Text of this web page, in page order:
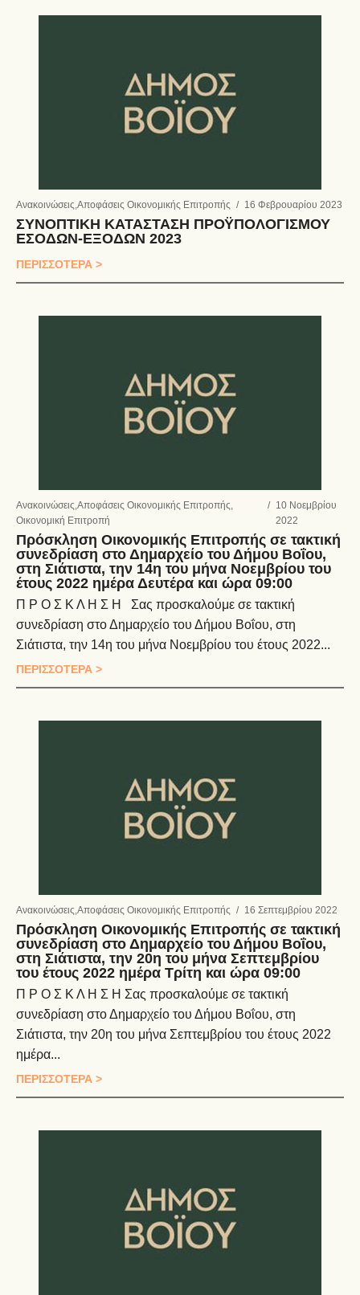
Ανακοινώσεις,Αποφάσεις Οικονομικής Επιτροπής / 16 Φεβρουαρίου 2023
ΣΥΝΟΠΤΙΚΗ ΚΑΤΑΣΤΑΣΗ ΠΡΟΫΠΟΛΟΓΙΣΜΟΥ
ΕΣΟΔΩΝ-ΕΞΟΔΩΝ 2023
ΠΕΡΙΣΣΟΤΕΡΑ >
Ανακοινώσεις,Αποφάσεις Οικονομικής Επιτροπής,
Οικονομική Επιτροπή
/ 10 Νοεμβρίου
2022
Πρόσκληση Οικονομικής Επιτροπής σε τακτική
συνεδρίαση στο Δημαρχείο του Δήμου Βοΐου,
στη Σιάτιστα, την 14η του μήνα Νοεμβρίου του
έτους 2022 ημέρα Δευτέρα και ώρα 09:00
Π Ρ Ο Σ Κ Λ Η Σ Η Σας προσκαλούμε σε τακτική
συνεδρίαση στο Δημαρχείο του Δήμου Βοΐου, στη
Σιάτιστα, την 14η του μήνα Νοεμβρίου του έτους 2022...
ΠΕΡΙΣΣΟΤΕΡΑ >
Ανακοινώσεις,Αποφάσεις Οικονομικής Επιτροπής / 16 Σεπτεμβρίου 2022
Πρόσκληση Οικονομικής Επιτροπής σε τακτική
συνεδρίαση στο Δημαρχείο του Δήμου Βοΐου,
στη Σιάτιστα, την 20η του μήνα Σεπτεμβρίου
του έτους 2022 ημέρα Τρίτη και ώρα 09:00
Π Ρ Ο Σ Κ Λ Η Σ Η Σας προσκαλούμε σε τακτική
συνεδρίαση στο Δημαρχείο του Δήμου Βοΐου, στη
Σιάτιστα, την 20η του μήνα Σεπτεμβρίου του έτους 2022
ημέρα...
ΠΕΡΙΣΣΟΤΕΡΑ >